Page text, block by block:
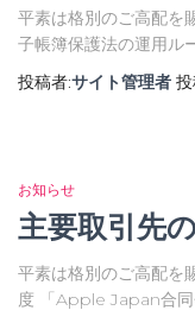
平素は格別のご高配を
子帳簿保護法の運用ル
投稿者:サイト管理者
お知らせ
主要取引先
平素は格別のご高配を
度 「Apple Japan合同